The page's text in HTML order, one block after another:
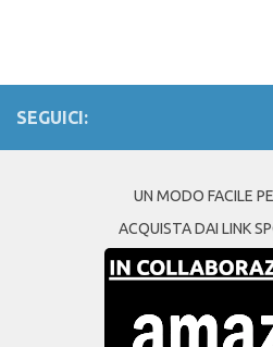
SEGUICI:
UN MODO FACILE
ACQUISTA DAI LINK